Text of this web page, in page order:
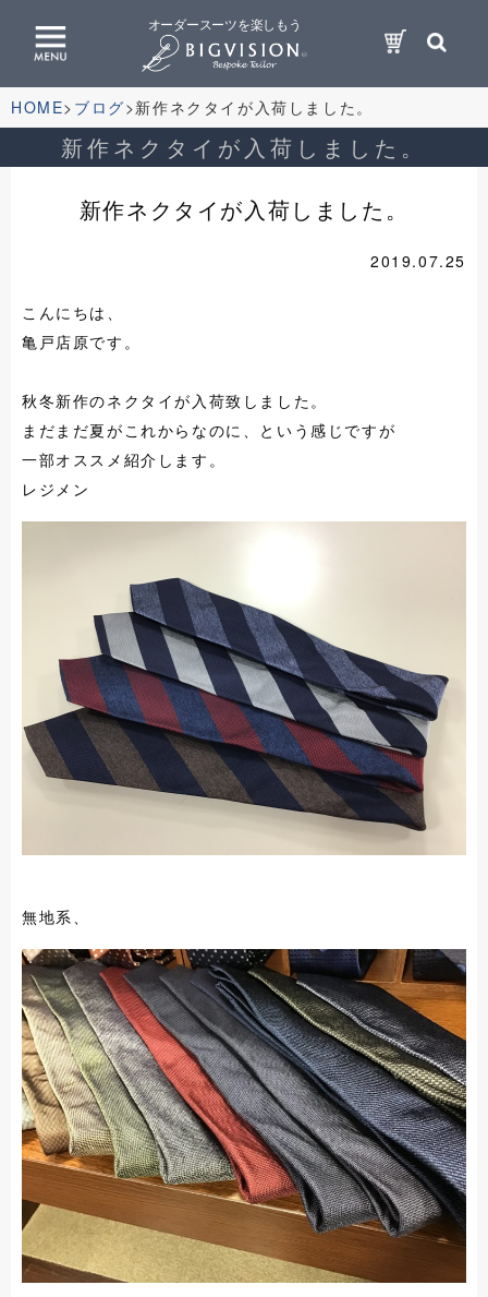
オーダースーツを楽しもう
HOME ブログ 新作ネクタイが入荷しました。
新作ネクタイが入荷しました。
新作ネクタイが入荷しました。
2019.07.25
こんにちは、
亀戸店原です。
秋冬新作のネクタイが入荷致しました。
まだまだ夏がこれからなのに、という感じですが
一部オススメ紹介します。
レジメン
無地系、